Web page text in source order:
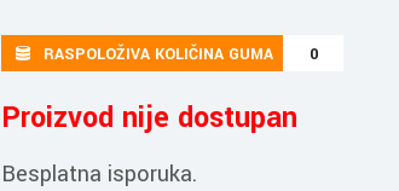
RASPOLOŽIVA KOLIČINA GUMA 0
Proizvod nije dostupan
Besplatna isporuka.